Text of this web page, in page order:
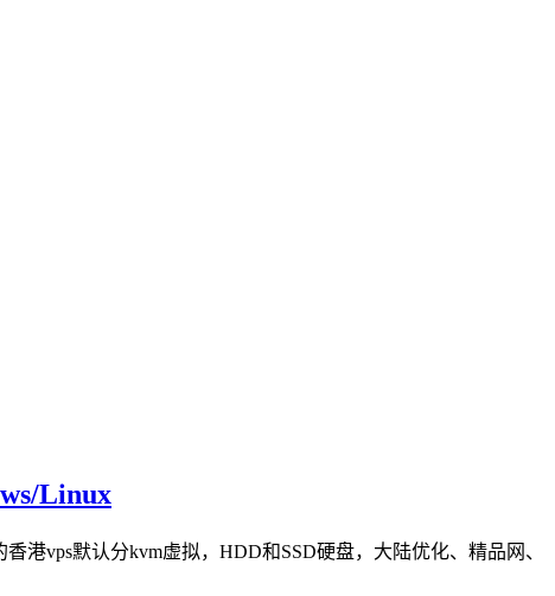
Linux
港vps默认分kvm虚拟，HDD和SSD硬盘，大陆优化、精品网、